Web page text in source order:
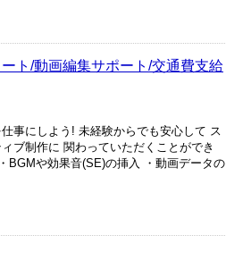
ト/動画編集サポート/交通費支給
事にしよう! 未経験からでも安心して ス
ブ制作に 関わっていただくことができ
BGMや効果音(SE)の挿入 ・動画データの